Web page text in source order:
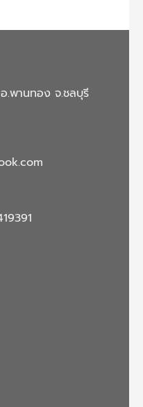
.พานทอง จ.ชลบุรี